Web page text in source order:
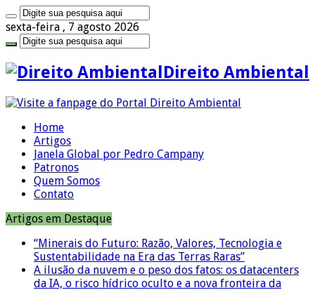
sexta-feira , 7 agosto 2026
Direito Ambiental
Home
Artigos
Janela Global por Pedro Campany
Patronos
Quem Somos
Contato
Artigos em Destaque
“Minerais do Futuro: Razão, Valores, Tecnologia e
Sustentabilidade na Era das Terras Raras”
A ilusão da nuvem e o peso dos fatos: os datacenters
da IA, o risco hídrico oculto e a nova fronteira da